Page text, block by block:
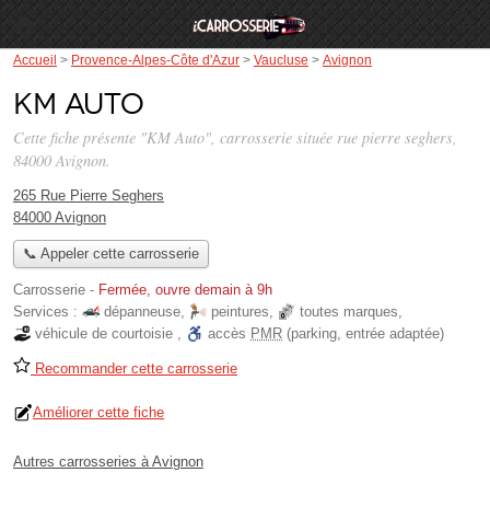
Accueil > Provence-Alpes-Côte d'Azur > Vaucluse > Avignon
KM Auto
Cette fiche présente "KM Auto", carrosserie située rue pierre seghers,
84000 Avignon.
265 Rue Pierre Seghers
84000 Avignon
📞 Appeler cette carrosserie
Carrosserie - Fermée, ouvre demain à 9h
Services :
dépanneuse, peintures, toutes marques,
véhicule de courtoisie , accès PMR (parking, entrée adaptée)
Recommander cette carrosserie
Améliorer cette fiche
Autres carrosseries à Avignon